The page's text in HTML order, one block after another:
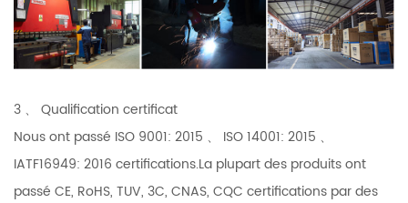
3 、 Qualification certificat
Nous ont passé ISO 9001: 2015 、 ISO 14001: 2015 、
IATF16949: 2016 certifications.La plupart des produits ont
passé CE, RoHS, TUV, 3C, CNAS, CQC certifications par des